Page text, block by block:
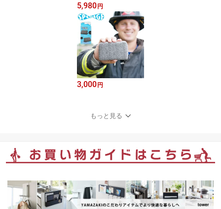
5,980 円
3,000 円
もっと見る